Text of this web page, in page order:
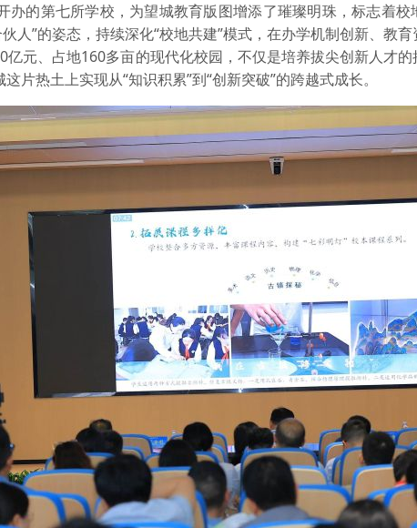
办的第七所学校，为望城教育版图增添了璀璨明珠，标志着校
人”的姿态，持续深化“校地共建”模式，在办学机制创新、教
元、占地160多亩的现代化校园，不仅是培养拔尖创新人才
片热土上实现从“知识积累”到“创新突破”的跨越式成长。